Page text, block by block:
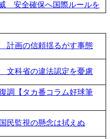
安全確保へ国際ルールを
計画の信頼揺るがす事態
文科省の違法認定を憂慮
調【タカ番コラム好球筆
民監視の懸念は拭えぬ